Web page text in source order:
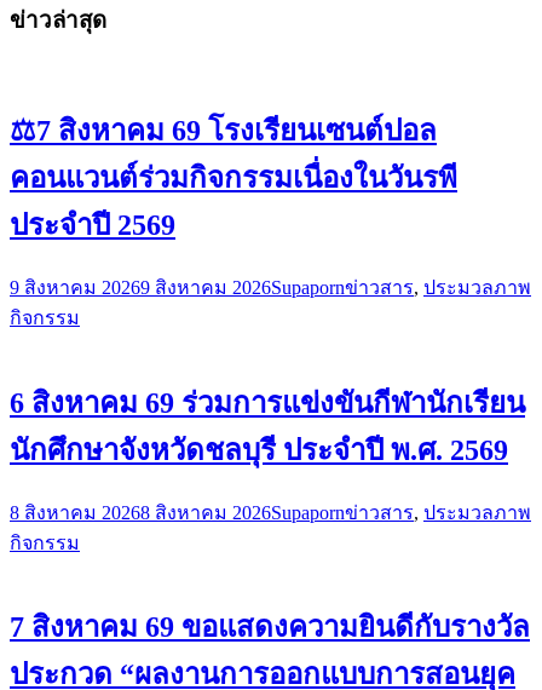
ข่าวล่าสุด
⚖️7 สิงหาคม 69 โรงเรียนเซนต์ปอล
คอนแวนต์ร่วมกิจกรรมเนื่องในวันรพี
ประจำปี 2569
9 สิงหาคม 20269 สิงหาคม 2026Supapornข่าวสาร, ประมวลภาพ
กิจกรรม
6 สิงหาคม 69 ร่วมการแข่งขันกีฬานักเรียน
นักศึกษาจังหวัดชลบุรี ประจำปี พ.ศ. 2569
8 สิงหาคม 20268 สิงหาคม 2026Supapornข่าวสาร, ประมวลภาพ
กิจกรรม
7 สิงหาคม 69 ขอแสดงความยินดีกับรางวัล
ประกวด “ผลงานการออกแบบการสอนยุค